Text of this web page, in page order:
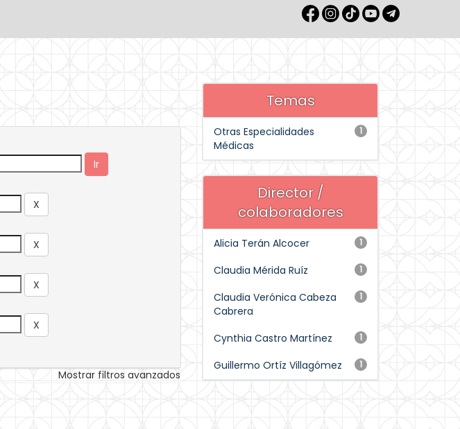
Mostrar filtros avanzados
Temas
1
Otras Especialidades
Médicas
Director /
colaboradores
1
Alicia Terán Alcocer
1
Claudia Mérida Ruíz
1
Claudia Verónica Cabeza
Cabrera
1
Cynthia Castro Martínez
1
Guillermo Ortíz Villagómez